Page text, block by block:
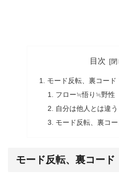
目次
モード反転、裏コード
フロー≒悟り≒野性
自分は他人とは違う
モード反転、裏コー
モード反転、裏コード